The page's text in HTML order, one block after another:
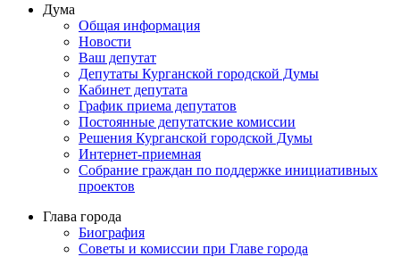
Дума
Общая информация
Новости
Ваш депутат
Депутаты Курганской городской Думы
Кабинет депутата
График приема депутатов
Постоянные депутатские комиссии
Решения Курганской городской Думы
Интернет-приемная
Собрание граждан по поддержке инициативных
проектов
Глава города
Биография
Советы и комиссии при Главе города